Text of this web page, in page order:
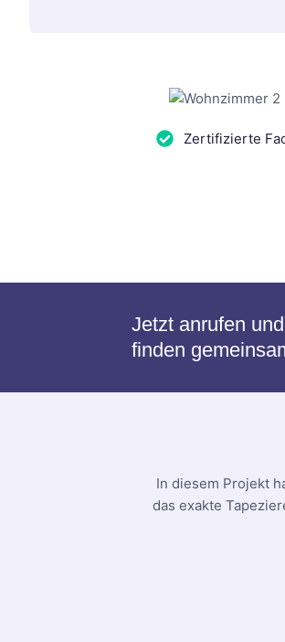
Zertifizierte
Jetzt anrufen
finden
In diesem Projekt
das exakte